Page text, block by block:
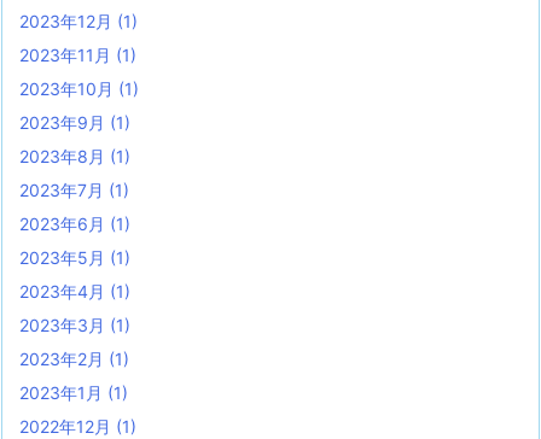
2023年12月 (1)
2023年11月 (1)
2023年10月 (1)
2023年9月 (1)
2023年8月 (1)
2023年7月 (1)
2023年6月 (1)
2023年5月 (1)
2023年4月 (1)
2023年3月 (1)
2023年2月 (1)
2023年1月 (1)
2022年12月 (1)